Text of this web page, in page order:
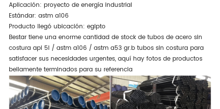
Aplicación: proyecto de energía industrial
Estándar: astm a106
Producto llegó ubicación: egipto
Bestar tiene una enorme cantidad de stock de tubos de acero sin
costura api 5l / astm a106 / astm a53 gr.b tubos sin costura para
satisfacer sus necesidades urgentes, aquí hay fotos de productos
bellamente terminados para su referencia